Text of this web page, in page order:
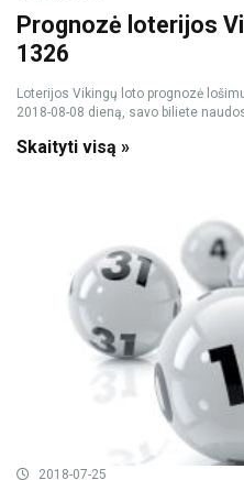
Prognozė loterijos
1326
Loterijos Vikingų loto prognozė
2018-08-08 dieną, savo biliete
Skaityti visą »
2018-07-25